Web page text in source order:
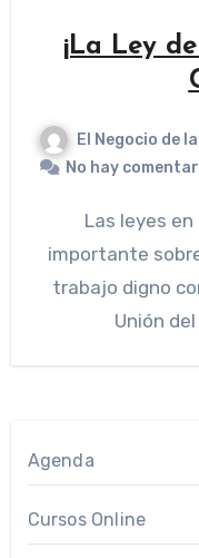
¡La Ley
El Negocio de
No hay
Las leyes en la Música deben ser muy
importante
trabajo digno
Unión
Agenda
Cursos Online